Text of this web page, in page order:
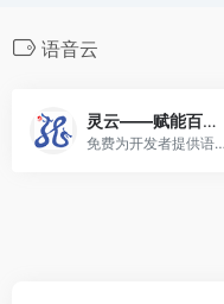
语音云
灵云——赋能百业 共享AI未来
免费为开发者提供语音合成(TTS)、语音识别(ASR)、手写识别(HWR)、光学字符识别(OCR)、语义理解(NLU)、机器翻译(MT)等全方位智能人机交互能力……